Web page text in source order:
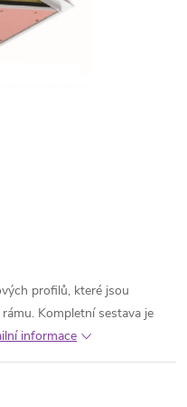
profilů, které jsou
Kompletní sestava je
informace